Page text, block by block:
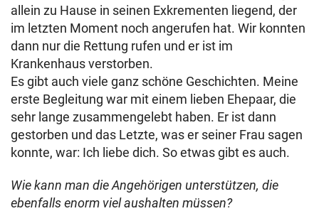
allein zu Hause in seinen Exkrementen liegend, der
im letzten Moment noch angerufen hat. Wir konnten
dann nur die Rettung rufen und er ist im
Krankenhaus verstorben.
Es gibt auch viele ganz schöne Geschichten. Meine
erste Begleitung war mit einem lieben Ehepaar, die
sehr lange zusammengelebt haben. Er ist dann
gestorben und das Letzte, was er seiner Frau sagen
konnte, war: Ich liebe dich. So etwas gibt es auch.
Wie kann man die Angehörigen unterstützen, die
ebenfalls enorm viel aushalten müssen?